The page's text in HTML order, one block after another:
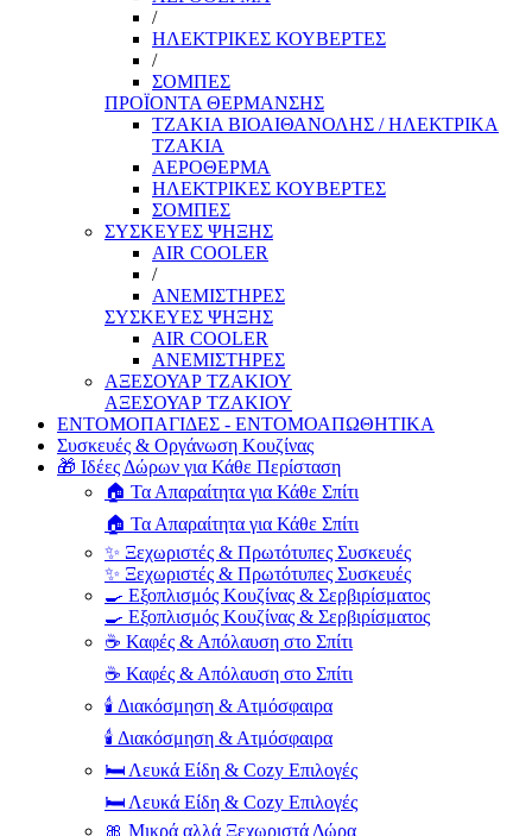
/
ΗΛΕΚΤΡΙΚΕΣ ΚΟΥΒΕΡΤΕΣ
/
ΣΟΜΠΕΣ
ΠΡΟΪΟΝΤΑ ΘΕΡΜΑΝΣΗΣ
ΤΖΑΚΙΑ ΒΙΟΑΙΘΑΝΟΛΗΣ / ΗΛΕΚΤΡΙΚΑ
ΤΖΑΚΙΑ
ΑΕΡΟΘΕΡΜΑ
ΗΛΕΚΤΡΙΚΕΣ ΚΟΥΒΕΡΤΕΣ
ΣΟΜΠΕΣ
ΣΥΣΚΕΥΕΣ ΨΗΞΗΣ
AIR COOLER
/
ΑΝΕΜΙΣΤΗΡΕΣ
ΣΥΣΚΕΥΕΣ ΨΗΞΗΣ
AIR COOLER
ΑΝΕΜΙΣΤΗΡΕΣ
ΑΞΕΣΟΥΑΡ ΤΖΑΚΙΟΥ
ΑΞΕΣΟΥΑΡ ΤΖΑΚΙΟΥ
ΕΝΤΟΜΟΠΑΓΙΔΕΣ - ΕΝΤΟΜΟΑΠΩΘΗΤΙΚΑ
Συσκευές & Οργάνωση Κουζίνας
🎁 Ιδέες Δώρων για Κάθε Περίσταση
🏠 Τα Απαραίτητα για Κάθε Σπίτι
🏠 Τα Απαραίτητα για Κάθε Σπίτι
✨ Ξεχωριστές & Πρωτότυπες Συσκευές
✨ Ξεχωριστές & Πρωτότυπες Συσκευές
🍳 Εξοπλισμός Κουζίνας & Σερβιρίσματος
🍳 Εξοπλισμός Κουζίνας & Σερβιρίσματος
☕ Καφές & Απόλαυση στο Σπίτι
☕ Καφές & Απόλαυση στο Σπίτι
🕯️ Διακόσμηση & Ατμόσφαιρα
🕯️ Διακόσμηση & Ατμόσφαιρα
🛏️ Λευκά Είδη & Cozy Επιλογές
🛏️ Λευκά Είδη & Cozy Επιλογές
🎀 Μικρά αλλά Ξεχωριστά Δώρα